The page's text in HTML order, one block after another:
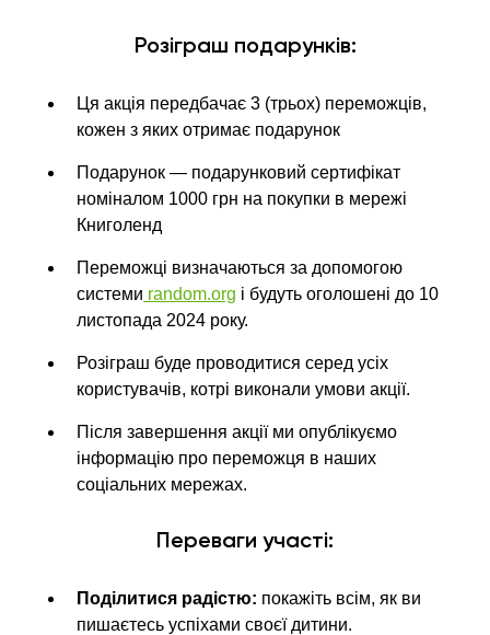
Розіграш подарунків:
Ця акція передбачає 3 (трьох) переможців,
кожен з яких отримає подарунок
Подарунок — подарунковий сертифікат
номіналом 1000 грн на покупки в мережі
Книголенд
Переможці визначаються за допомогою
системи random.org і будуть оголошені до 10
листопада 2024 року.
Розіграш буде проводитися серед усіх
користувачів, котрі виконали умови акції.
Після завершення акції ми опублікуємо
інформацію про переможця в наших
соціальних мережах.
Переваги участі:
Поділитися радістю: покажіть всім, як ви
пишаєтесь успіхами своєї дитини.